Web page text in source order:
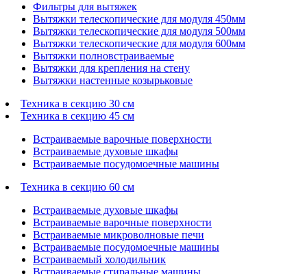
Фильтры для вытяжек
Вытяжки телескопические для модуля 450мм
Вытяжки телескопические для модуля 500мм
Вытяжки телескопические для модуля 600мм
Вытяжки полновстраиваемые
Вытяжки для крепления на стену
Вытяжки настенные козырьковые
Техника в секцию 30 см
Техника в секцию 45 см
Встраиваемые варочные поверхности
Встраиваемые духовые шкафы
Встраиваемые посудомоечные машины
Техника в секцию 60 см
Встраиваемые духовые шкафы
Встраиваемые варочные поверхности
Встраиваемые микроволновые печи
Встраиваемые посудомоечные машины
Встраиваемый холодильник
Встраиваемые стиральные машины